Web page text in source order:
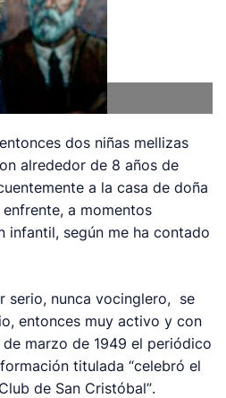
dos niñas mellizas
alrededor de 8 años de
a la casa de doña
a momentos
infantil, según me ha contado
serio, nunca vocinglero, se
entonces muy activo y con
de marzo de 1949 el periódico
titulada“celebró el
de San Cristóbal”.